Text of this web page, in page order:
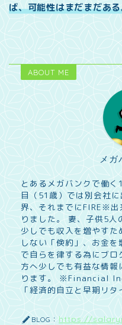
ば、可能性はまだまだあ
ABOUT ME
メガ
とあるメガバンクで働
目（51歳）では別会社
界、それまでにFIRE※出
りました。 妻、子供5人
少しでも収入を増やすた
しない「倹約」、お金
で自らを律する為にブ
方へ少しでも有益な情
ります。 ※Financial
「経済的自立と早期リタ
BLOG： https://